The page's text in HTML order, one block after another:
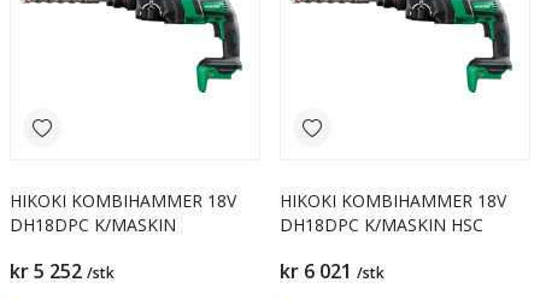
HIKOKI KOMBIHAMMER 18V
DH18DPC K/MASKIN
kr 5 252 /stk
HIKOKI KOMBIHAMMER 18V
DH18DPC K/MASKIN HSC
kr 6 021 /stk